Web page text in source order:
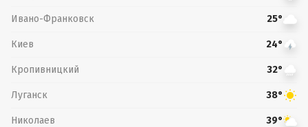
Ивано-Франковск 25°
Киев 24°
Кропивницкий 32°
Луганск 38°
Николаев 39°